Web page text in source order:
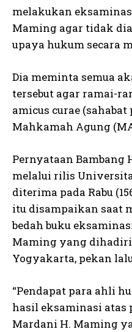
melakukan
Maming agar tidak
upaya hukum secara
Dia meminta semua
tersebut agar ramai-
amicus curae
Mahkamah Agung
Pernyataan
melalui rilis
diterima pada Rabu
itu disampaikan saat
bedah buku
Maming yang
Yogyakarta, pekan
“Pendapat para ahli
hasil eksaminasi atas
Mardani H. Maming